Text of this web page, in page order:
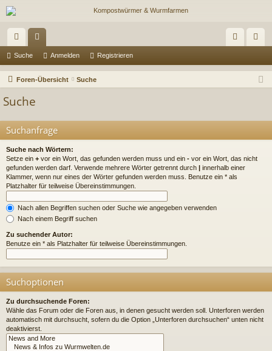
ch
ne
riff
en m ist
Suche Anmelden Registrieren
Foren-Übersicht Suche
Suche
Suchanfrage
Suche nach Wörtern:
Setze ein + vor ein Wort, das gefunden werden muss und ein - vor ein Wort, das nicht
gefunden werden darf. Verwende mehrere Wörter getrennt durch | innerhalb einer
Klammer, wenn nur eines der Wörter gefunden werden muss. Benutze ein * als
Platzhalter für teilweise Übereinstimmungen.
Nach allen Begriffen suchen oder Suche wie angegeben verwenden
Nach einem Begriff suchen
Zu suchender Autor:
Benutze ein * als Platzhalter für teilweise Übereinstimmungen.
Suchoptionen
Zu durchsuchende Foren:
Wähle das Forum oder die Foren aus, in denen gesucht werden soll. Unterforen werden
automatisch mit durchsucht, sofern du die Option „Unterforen durchsuchen“ unten nicht
deaktivierst.